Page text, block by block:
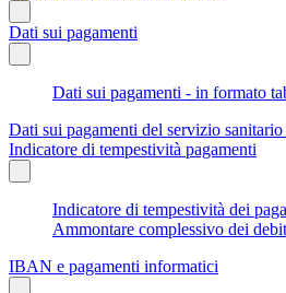
Dati sui pagamenti
Dati sui pagamenti - in formato
Dati sui pagamenti del servizio
Indicatore di tempestività pagamenti
Indicatore di tempestività dei
Ammontare complessivo dei
IBAN e pagamenti informatici